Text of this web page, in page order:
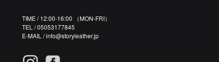
TIME / 12:00-16:00 （MON-FRI）
TEL / 05053177845
E-MAIL /info@storyleather.jp